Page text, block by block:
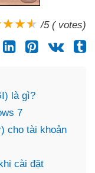
/5 ( votes)
là gì?
7
cho tài khoản
cài đặt